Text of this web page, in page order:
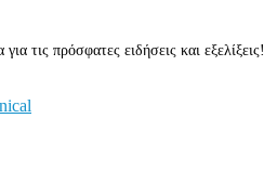
τις πρόσφατες ειδήσεις και εξελίξεις!